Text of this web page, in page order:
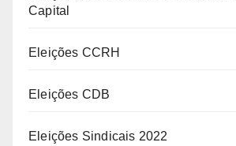
Capital
Eleições CCRH
Eleições CDB
Eleições Sindicais 2022